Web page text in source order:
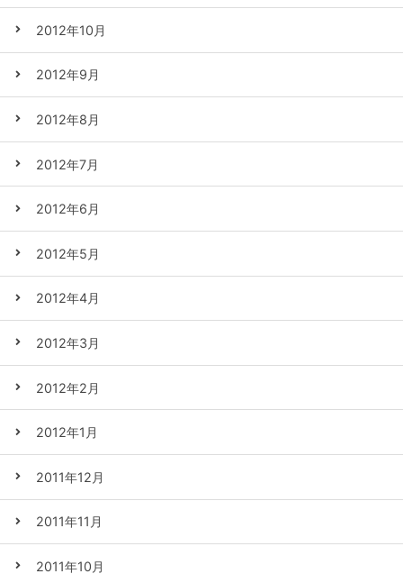
2012年10月
2012年9月
2012年8月
2012年7月
2012年6月
2012年5月
2012年4月
2012年3月
2012年2月
2012年1月
2011年12月
2011年11月
2011年10月